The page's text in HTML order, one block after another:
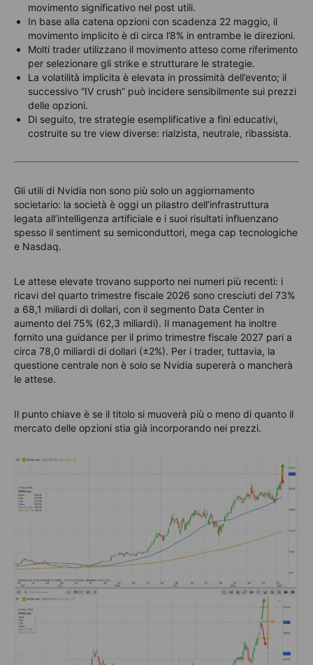
movimento significativo nel post utili.
In base alla catena opzioni con scadenza 22 maggio, il
movimento implicito è di circa l’8% in entrambe le direzioni.
Molti trader utilizzano il movimento atteso come riferimento
per selezionare gli strike e strutturare le strategie.
La volatilità implicita è elevata in prossimità dell’evento; il
successivo “IV crush” può incidere sensibilmente sui prezzi
delle opzioni.
Di seguito, tre strategie esemplificative a fini educativi,
costruite su tre view diverse: rialzista, neutrale, ribassista.
Gli utili di Nvidia non sono più solo un aggiornamento
societario: la società è oggi un pilastro dell’infrastruttura
legata all’intelligenza artificiale e i suoi risultati influenzano
spesso il sentiment su semiconduttori, mega cap tecnologiche
e Nasdaq.
Le attese elevate trovano supporto nei numeri più recenti: i
ricavi del quarto trimestre fiscale 2026 sono cresciuti del 73%
a 68,1 miliardi di dollari, con il segmento Data Center in
aumento del 75% (62,3 miliardi). Il management ha inoltre
fornito una guidance per il primo trimestre fiscale 2027 pari a
circa 78,0 miliardi di dollari (±2%). Per i trader, tuttavia, la
questione centrale non è solo se Nvidia supererà o mancherà
le attese.
Il punto chiave è se il titolo si muoverà più o meno di quanto il
mercato delle opzioni stia già incorporando nei prezzi.